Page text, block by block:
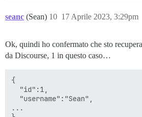
seanc (Sean) 17 Aprile 2023, 3:29pm
10
Ok, quindi ho confermato che sto
da Discourse, 1 in questo caso…
{
  "id":1,
  "username":"Sean",
...